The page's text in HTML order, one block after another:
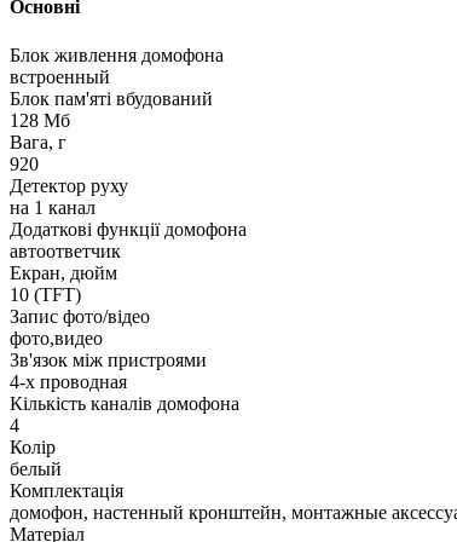
Основні
Блок живлення домофона
встроенный
Блок пам'яті вбудований
128 Мб
Вага, г
920
Детектор руху
на 1 канал
Додаткові функції домофона
автоответчик
Екран, дюйм
10 (TFT)
Запис фото/відео
фото,видео
Зв'язок між пристроями
4-х проводная
Кількість каналів домофона
4
Колір
белый
Комплектація
домофон, настенный кронштейн, монтажные
Матеріал